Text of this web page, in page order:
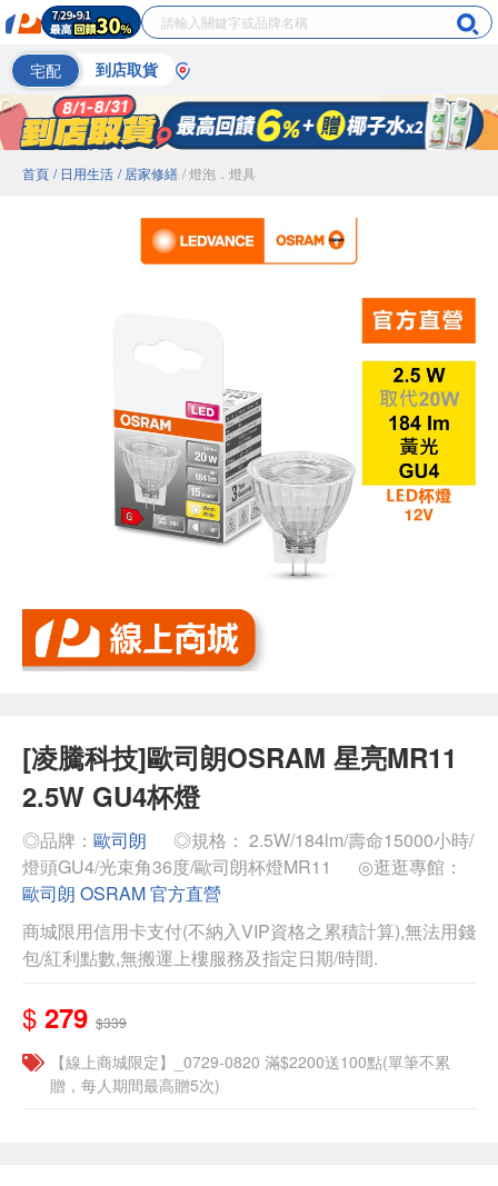
宅配 到店取貨
首頁 / 日用生活 / 居家修繕 / 燈泡．燈具
[凌騰科技]歐司朗OSRAM 星亮MR11
2.5W GU4杯燈
◎品牌： 歐司朗
◎規格： 2.5W/184lm/壽命15000小時/
燈頭GU4/光束角36度/歐司朗杯燈MR11
◎逛逛專館：
歐司朗 OSRAM 官方直營
商城限用信用卡支付(不納入VIP資格之累積計算),無法用錢
包/紅利點數,無搬運上樓服務及指定日期/時間.
$ 279 $339
【線上商城限定】_0729-0820 滿$2200送100點(單筆不累
贈，每人期間最高贈5次)